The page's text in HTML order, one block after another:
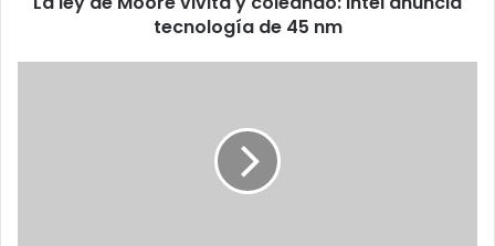
tecnología de 45 nm